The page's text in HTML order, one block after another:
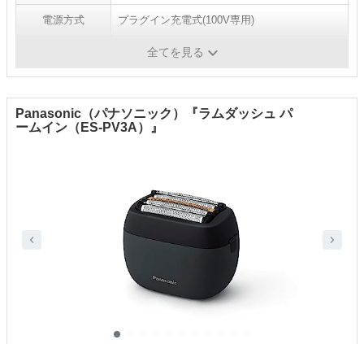
電源方式 プラグイン充電式(100V専用)
全てを見る
Panasonic（パナソニック）『ラムダッシュ パ
ームイン（ES-PV3A）』